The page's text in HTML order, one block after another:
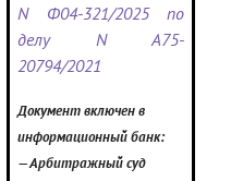
N Ф04-321/2025 по
делу N А75-
20794/2021
Документ включен в
информационный банк:
— Арбитражный суд